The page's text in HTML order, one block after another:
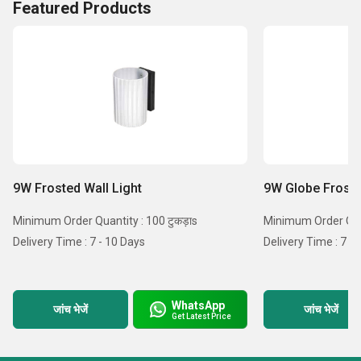
Featured Products
9W Frosted Wall Light
Minimum Order Quantity : 100 टुकड़ाs
Delivery Time : 7 - 10 Days
जांच भेजें WhatsApp
Get Latest Price
9W Globe
Minimum Order
Delivery Time : 7 -
जांच भेजें